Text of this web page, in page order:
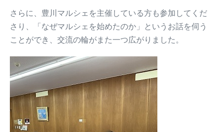
さらに、豊川マルシェを主催している方も参加してくだ
さり、「なぜマルシェを始めたのか」というお話を伺う
ことができ、交流の輪がまた一つ広がりました。